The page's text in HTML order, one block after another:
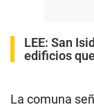
LEE: San
edificios
La comuna